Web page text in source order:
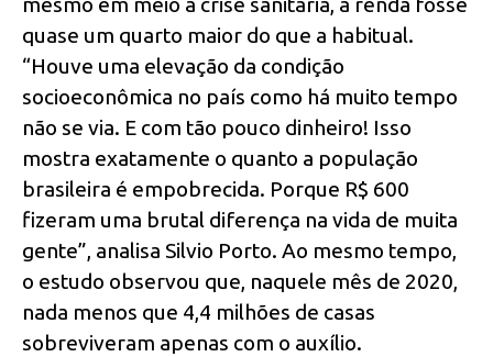
mesmo em meio à crise sanitária, a renda fosse
quase um quarto maior do que a habitual.
“Houve uma elevação da condição
socioeconômica no país como há muito tempo
não se via. E com tão pouco dinheiro! Isso
mostra exatamente o quanto a população
brasileira é empobrecida. Porque R$ 600
fizeram uma brutal diferença na vida de muita
gente”, analisa Silvio Porto. Ao mesmo tempo,
o estudo observou que, naquele mês de 2020,
nada menos que 4,4 milhões de casas
sobreviveram apenas com o auxílio.